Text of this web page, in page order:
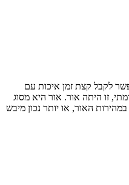
לקבל קצת זמן איכות עם
זו היתה אור. אור היא מסוג
האור, או יותר נכון מיבש